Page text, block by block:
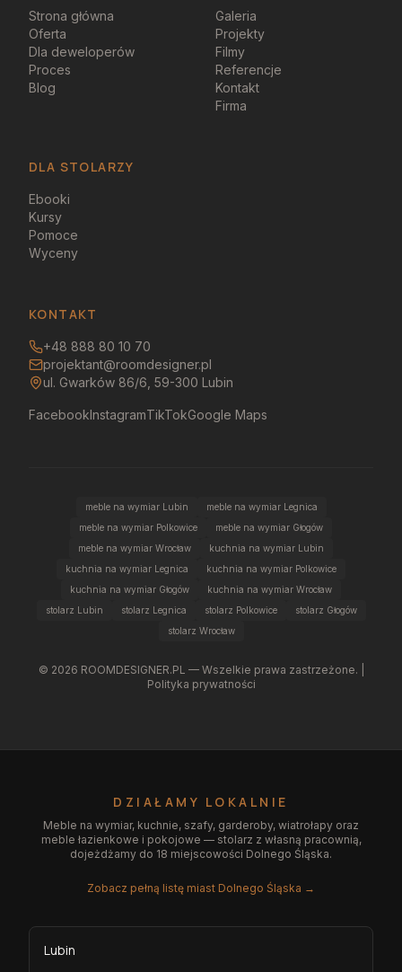
Strona główna
Oferta
Dla deweloperów
Proces
Blog
Galeria
Projekty
Filmy
Referencje
Kontakt
Firma
DLA STOLARZY
Ebooki
Kursy
Pomoce
Wyceny
KONTAKT
+48 888 80 10 70
projektant@roomdesigner.pl
ul. Gwarków 86/6, 59-300 Lubin
FacebookInstagramTikTokGoogle Maps
meble na wymiar Lubin
meble na wymiar Legnica
meble na wymiar Polkowice
meble na wymiar Głogów
meble na wymiar Wrocław
kuchnia na wymiar Lubin
kuchnia na wymiar Legnica
kuchnia na wymiar Polkowice
kuchnia na wymiar Głogów
kuchnia na wymiar Wrocław
stolarz Lubin
stolarz Legnica stolarz Polkowice
stolarz Głogów
stolarz Wrocław
© 2026 ROOMDESIGNER.PL — Wszelkie prawa zastrzeżone. |
Polityka prywatności
DZIAŁAMY LOKALNIE
Meble na wymiar, kuchnie, szafy, garderoby, wiatrołapy oraz
meble łazienkowe i pokojowe — stolarz z własną pracownią,
dojeżdżamy do 18 miejscowości Dolnego Śląska.
Zobacz pełną listę miast Dolnego Śląska →
Lubin